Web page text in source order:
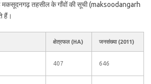
मकसूदनगढ़ तहसील के गाँवों की सूची (maksoodangarh
हैं।
क्षेत्रफल (HA) जनसंख्या (2011)
407 646